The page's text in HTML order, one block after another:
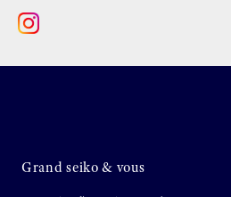
Grand seiko & vous